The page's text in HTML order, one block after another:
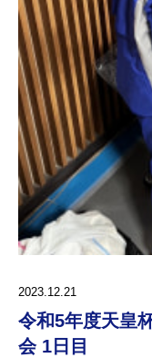
2023.12.21
令和5年度天皇
会 1日目